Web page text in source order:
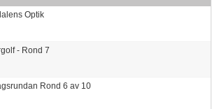
Optik
- Rond 7
Rond 6 av 10